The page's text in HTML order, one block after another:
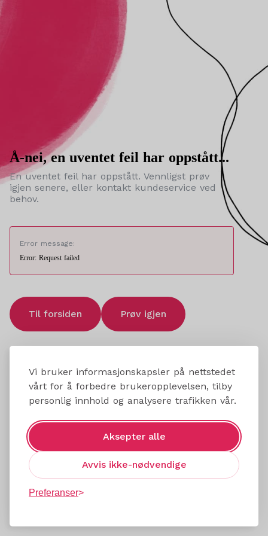
Vi bruker informasjonskapsler på nettstedet
vårt for å forbedre brukeropplevelsen, tilby
personlig innhold og analysere trafikken vår.
Aksepter alle
Avvis ikke-nødvendige
Preferanser
Å-nei, en uventet feil har oppstått...
En uventet feil har oppstått. Vennligst prøv
igjen senere, eller kontakt kundeservice ved
behov.
Error message:
Error: Request failed
Til forsiden Prøv igjen